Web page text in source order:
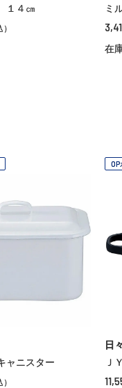
１４㎝
ミ
在
ャニスター
日